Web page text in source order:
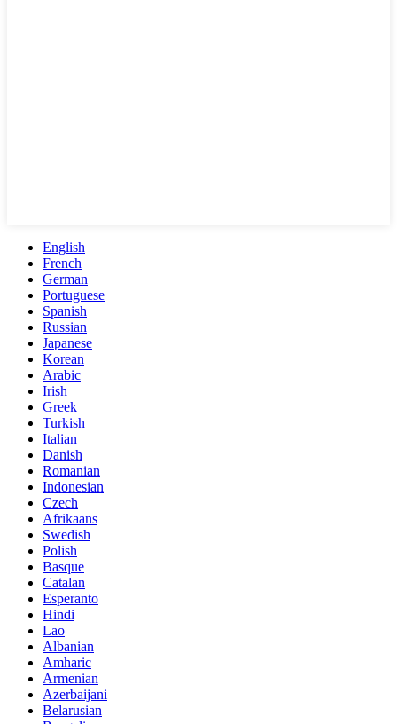
English
French
German
Portuguese
Spanish
Russian
Japanese
Korean
Arabic
Irish
Greek
Turkish
Italian
Danish
Romanian
Indonesian
Czech
Afrikaans
Swedish
Polish
Basque
Catalan
Esperanto
Hindi
Lao
Albanian
Amharic
Armenian
Azerbaijani
Belarusian